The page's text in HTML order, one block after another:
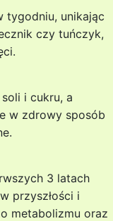
tygodniu, unikając
czy tuńczyk,
i cukru, a
w zdrowy sposób
3 latach
przyszłości i
metabolizmu oraz